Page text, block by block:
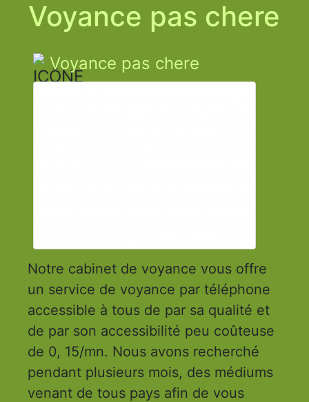
Voyance pas chere
Voyance pas chere
Notre cabinet de voyance vous offre
un service de voyance par téléphone
accessible à tous de par sa qualité et
de par son accessibilité peu coûteuse
de 0, 15/mn. Nous avons recherché
pendant plusieurs mois, des médiums
venant de tous pays afin de vous